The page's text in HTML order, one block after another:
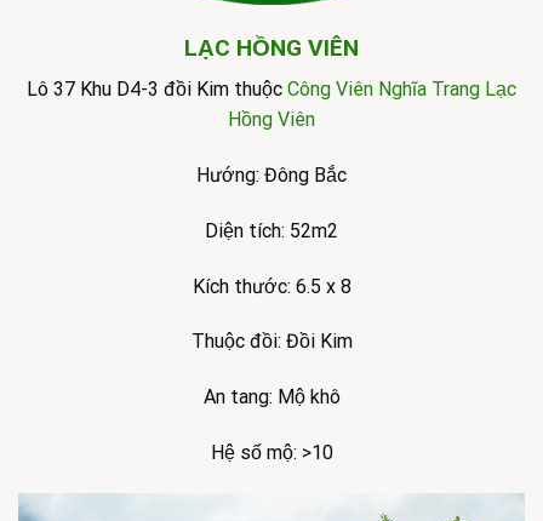
LẠC HỒNG VIÊN
Lô 37 Khu D4-3 đồi Kim thuộc Công Viên Nghĩa Trang Lạc
Hồng Viên
Hướng: Đông Bắc
Diện tích: 52m2
Kích thước: 6.5 x 8
Thuộc đồi: Đồi Kim
An tang: Mộ khô
Hệ số mộ: >10